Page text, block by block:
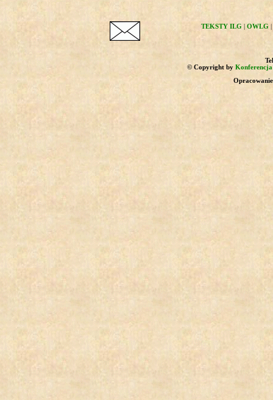
TEKSTY ILG| OWLG|
© Copyright by Konferencja